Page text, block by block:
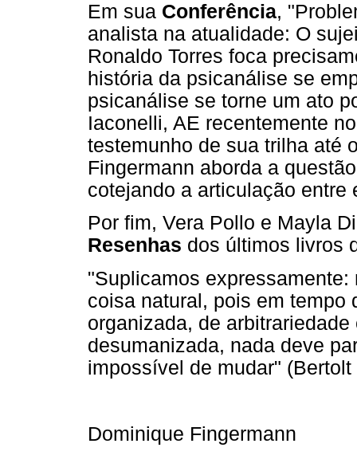
Em sua Conferência,
analista na atualidade: O
Ronaldo Torres foca
história da psicanálise se
psicanálise se torne um ato
Iaconelli, AE recentemente
testemunho de sua trilha até
Fingermann aborda a
cotejando a articulação entre
Por fim, Vera Pollo e Mayla
Resenhas dos últimos livros
"Suplicamos
coisa natural, pois em tempo
organizada, de
desumanizada, nada deve
impossível de mudar" (Bertolt
Dominique Fingermann